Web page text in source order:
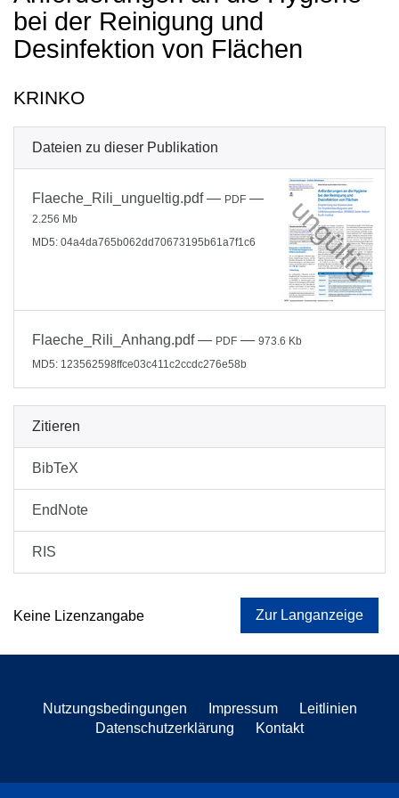
bei der Reinigung und
Desinfektion von Flächen
KRINKO
Dateien zu dieser Publikation
Flaeche_Rili_ungueltig.pdf— PDF —
2.256 Mb
MD5: 04a4da765b062dd70673195b61a7f1c6
Flaeche_Rili_Anhang.pdf— PDF — 973.6 Kb
MD5: 123562598ffce03c411c2ccdc276e58b
Zitieren
BibTeX
EndNote
RIS
Keine Lizenzangabe Zur Langanzeige
Nutzungsbedingungen Impressum
Leitlinien
Datenschutzerklärung
Kontakt